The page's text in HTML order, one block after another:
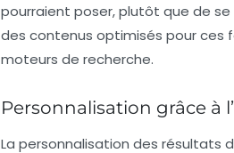
pourraient poser, plutôt que de se
des contenus optimisés pour ces
moteurs de recherche.
Personnalisation grâce à
La personnalisation des résultats